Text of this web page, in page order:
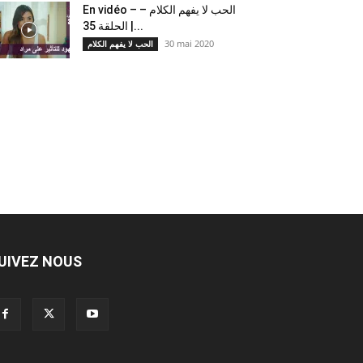
En vidéo – الحب لا يفهم الكلام –
الحلقة 35 |...
الحب لا يفهم الكلام 30 mai 2020
NOUS